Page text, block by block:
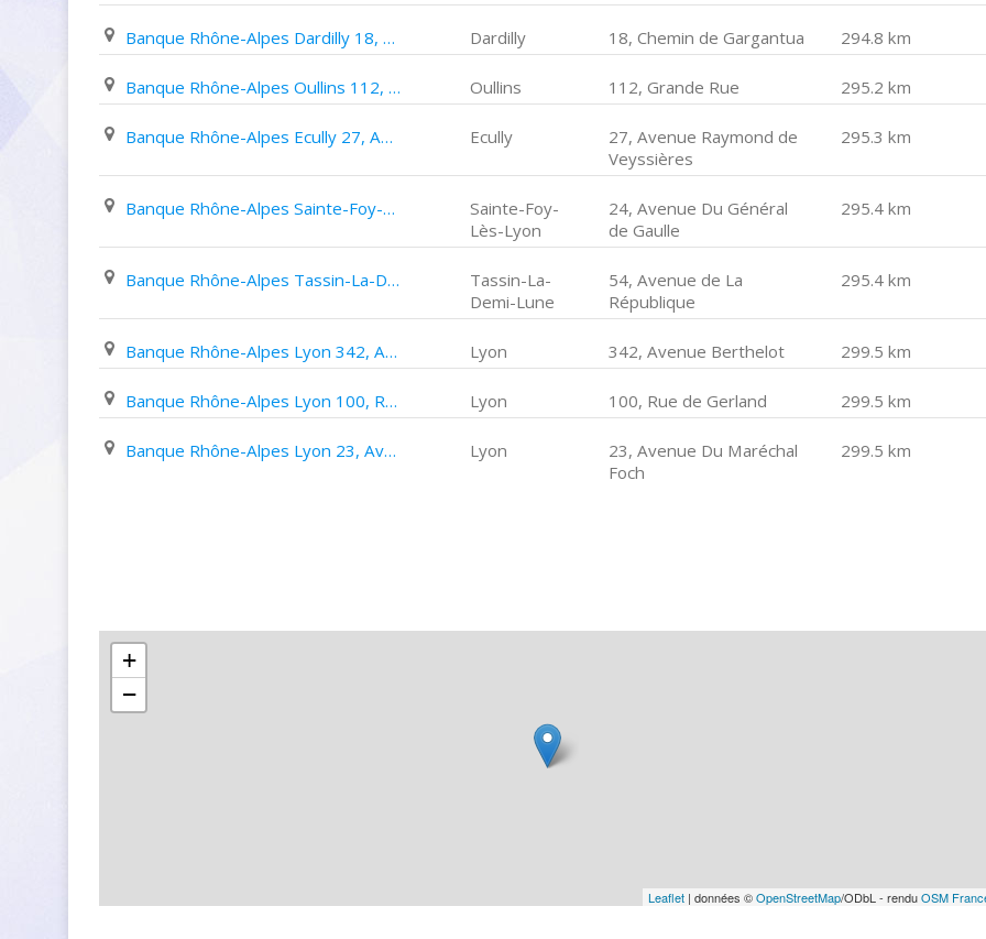
Banque Rhône-Alpes Dardilly 18, Chemin de Gargantua Dardilly 18, Chemin de Gargantua 294.8 km
Banque Rhône-Alpes Oullins 112, Grande Rue Oullins 112, Grande Rue 295.2 km
Banque Rhône-Alpes Ecully 27, Avenue Raymond de Veyssières Ecully
27, Avenue Raymond de
Veyssières
295.3 km
Banque Rhône-Alpes Sainte-Foy-Lès-Lyon 24, Avenue Du Général de Gaulle
Sainte-Foy-
Lès-Lyon
24, Avenue Du Général
de Gaulle
295.4 km
Banque Rhône-Alpes Tassin-La-Demi-Lune 54, Avenue de La République
Tassin-La-
Demi-Lune
54, Avenue de La
République
295.4 km
Banque Rhône-Alpes Lyon 342, Avenue Berthelot Lyon 342, Avenue Berthelot 299.5 km
Banque Rhône-Alpes Lyon 100, Rue de Gerland Lyon 100, Rue de Gerland 299.5 km
Banque Rhône-Alpes Lyon 23, Avenue Du Maréchal Foch Lyon
23, Avenue Du Maréchal
Foch
299.5 km
+
−
Leaflet| données ©OpenStreetMap/ODbL - renduOSM